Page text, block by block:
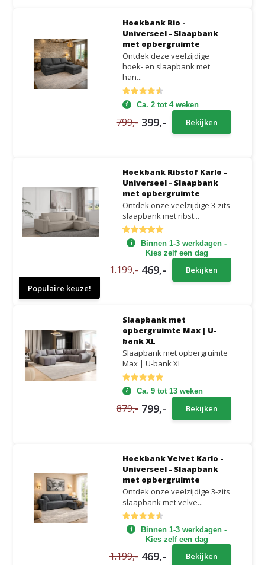
Hoekbank Rio -
Universeel - Slaapbank
met opbergruimte
Ontdek deze veelzijdige
hoek- en slaapbank met
han...
Ca. 2 tot 4 weken
799,- 399,- Bekijken
Populaire keuze!
Hoekbank Ribstof Karlo -
Universeel - Slaapbank
met opbergruimte
Ontdek onze veelzijdige 3-zits
slaapbank met ribst...
Binnen 1-3 werkdagen -
Kies zelf een dag
1.199,- 469,- Bekijken
Slaapbank met
opbergruimte Max | U-
bank XL
Slaapbank met opbergruimte
Max | U-bank XL
Ca. 9 tot 13 weken
879,- 799,- Bekijken
Hoekbank Velvet Karlo -
Universeel - Slaapbank
met opbergruimte
Ontdek onze veelzijdige 3-zits
slaapbank met velve...
Binnen 1-3 werkdagen -
Kies zelf een dag
1.199,- 469,- Bekijken